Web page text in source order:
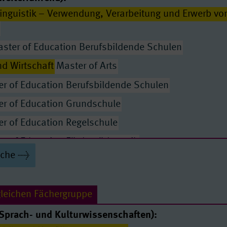
Passende Seiten
– Verwendung, Verarbeitung und Erwerb
of Education Berufsbildende Schulen
Wirtschaft Master of Arts
of Education Berufsbildende Schulen
of Education Grundschule
of Education Regelschule
of Education Förderpädagogik
Master of Education Berufsbildende Schulen
of Education Förderpädagogik
of Education Grundschule
Fächergruppe
und Kulturwissenschaften):